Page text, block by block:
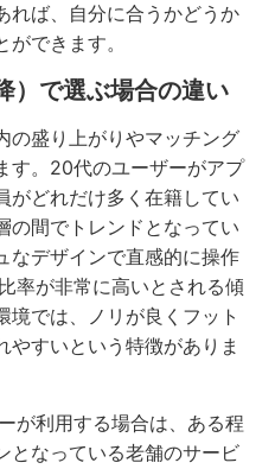
れば、自分に合うかどうか
できます。
）で選ぶ場合の違い
の盛り上がりやマッチング
す。20代のユーザーがアプ
がどれだけ多く在籍してい
の間でトレンドとなってい
なデザインで直感的に操作
率が非常に高いとされる傾
境では、ノリが良くフット
やすいという特徴がありま
が利用する場合は、ある程
となっている老舗のサービ